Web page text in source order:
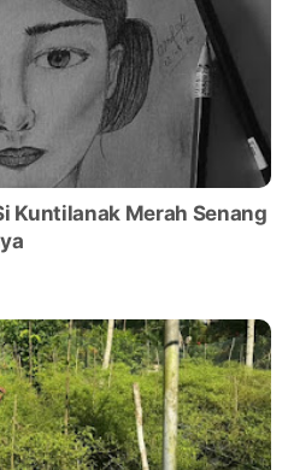
Kuntilanak Merah Senang